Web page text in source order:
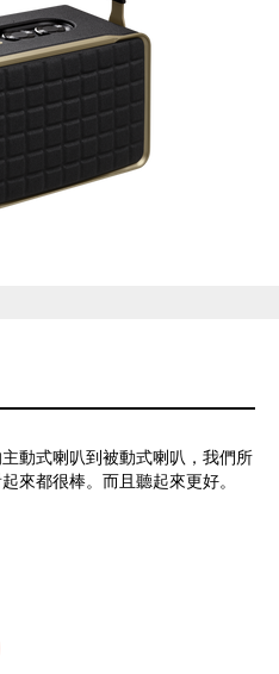
動式喇叭到被動式喇叭，我們所
來都很棒。而且聽起來更好。